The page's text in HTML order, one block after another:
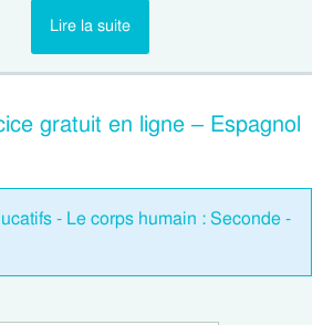
Lire la suite
gratuit en ligne – Espagnol
- Le corps humain : Seconde -